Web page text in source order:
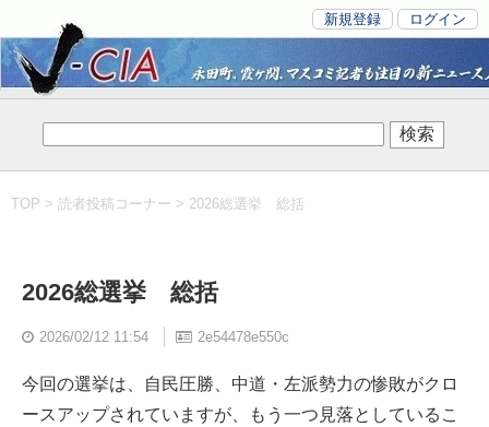
新規登録 ログイン
TOP > 読者投稿コーナー > 2026総選挙 総括
2026総選挙 総括
2026/02/12 11:54 2e54478e550c
今回の選挙は、自民圧勝、中道・左派勢力の惨敗がクロ
ースアップされていますが、もう一つ見落としているこ